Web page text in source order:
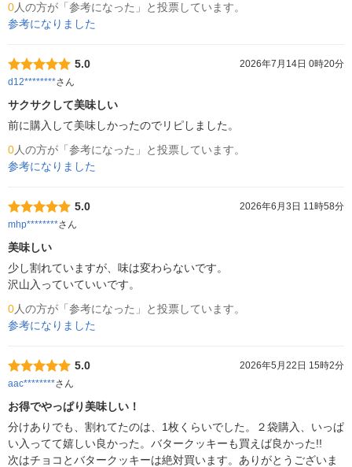
0人の方が「参考になった」と投票しています。
参考になりました
5.0
2026年7月14日 0時20分
d12********さん
サクサクして美味しい
前に購入して美味しかったのでリピしました。
0人の方が「参考になった」と投票しています。
参考になりました
5.0
2026年6月3日 11時58分
mhp********さん
美味しい
少し割れていますが、味は変わらないです。
沢山入っていていいです。
0人の方が「参考になった」と投票しています。
参考になりました
5.0
2026年5月22日 15時2分
aac********さん
お得でやっぱり美味しい！
分けありでも、割れてたのは、1枚くらいでした。２袋購入、いっぱ
い入ってて嬉しい良かった。バタークッキーも買えば良かった!!
次はチョコとバタークッキーは絶対買います。ありがとうございま